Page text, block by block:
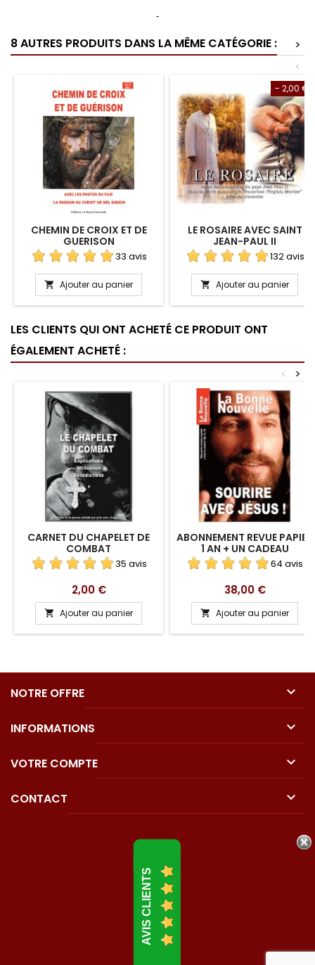
8 AUTRES PRODUITS DANS LA MÊME CATÉGORIE :
>
<
CHEMIN DE CROIX ET DE
GUERISON
33 avis
 Ajouter au panier
- 2,00 €
LE ROSAIRE AVEC SAINT
JEAN-PAUL II
132 avis
 Ajouter au panier
LES CLIENTS QUI ONT ACHETÉ CE PRODUIT ONT
ÉGALEMENT ACHETÉ :
>
<
CARNET DU CHAPELET DE
COMBAT
35 avis
Prix
2,00 €
 Ajouter au panier
ABONNEMENT REVUE PAPIER
1 AN + UN CADEAU
64 avis
Prix
38,00 €
 Ajouter au panier
NOTRE OFFRE 
INFORMATIONS 
VOTRE COMPTE 
CONTACT 
AVIS CLIENTS